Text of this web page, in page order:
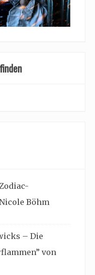
Böhm
– Die
von